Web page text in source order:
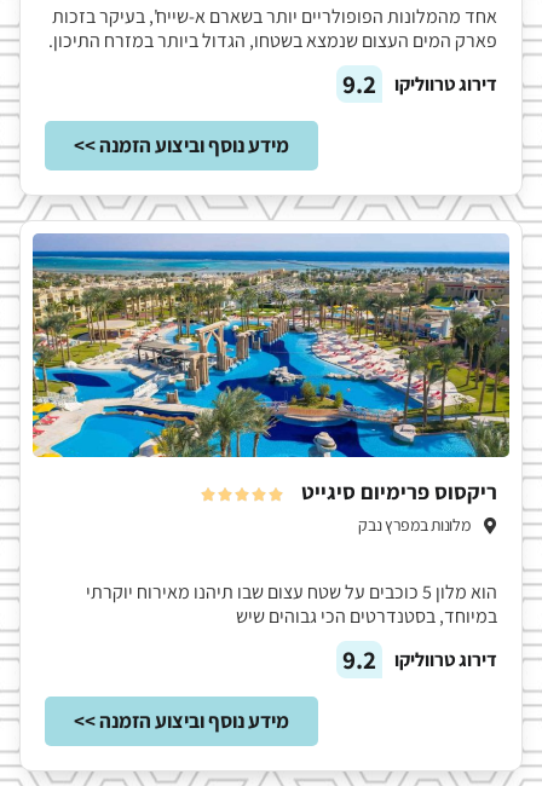
אחד מהמלונות הפופולריים יותר בשארם א-שייח', בעיקר בזכות
פארק המים העצום שנמצא בשטחו, הגדול ביותר במזרח התיכון.
דירוג טרווליקו
9.2
מידע נוסף וביצוע הזמנה >>
ריקסוס פרימיום סיגייט 




מלונות במפרץ נבק
הוא מלון 5 כוכבים על שטח עצום שבו תיהנו מאירוח יוקרתי
במיוחד, בסטנדרטים הכי גבוהים שיש
דירוג טרווליקו
9.2
מידע נוסף וביצוע הזמנה >>